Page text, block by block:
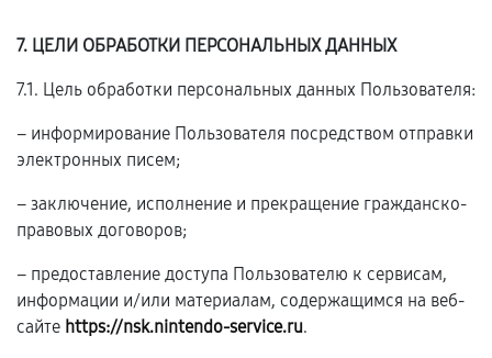
7. ЦЕЛИ ОБРАБОТКИ ПЕРСОНАЛЬНЫХ ДАННЫХ
7.1. Цель обработки персональных данных Пользователя:
– информирование Пользователя посредством отправки
электронных писем;
– заключение, исполнение и прекращение гражданско-
правовых договоров;
– предоставление доступа Пользователю к сервисам,
информации и/или материалам, содержащимся на веб-
сайте https://nsk.nintendo-service.ru.